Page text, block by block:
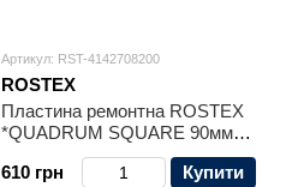
Артикул: RST-4142708200
ROSTEX
Пластина ремонтна ROSTEX
*QUADRUM SQUARE 90мм
Нерж.сталь_мат_титан_PVD
NEREZ_MAT_TI
610 грн Купити